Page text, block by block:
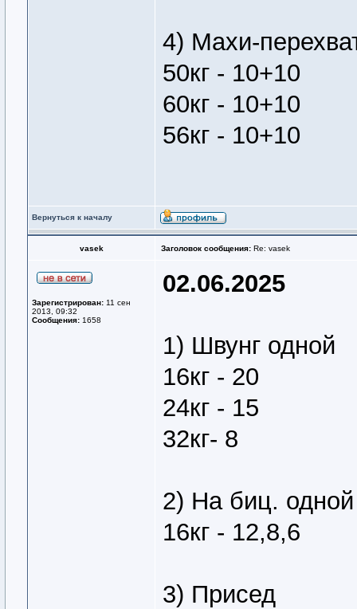
4) Махи-
50кг - 10+10
60кг - 10+10
56кг - 10+10
Вернуться к началу
vasek Заголовок сообщения: Re: vasek
Зарегистрирован: 11 сен
2013, 09:32
Сообщения: 1658
02.06.2025
1) Швунг одной
16кг - 20
24кг - 15
32кг- 8
2) На биц. одной
16кг - 12,8,6
3) Присед